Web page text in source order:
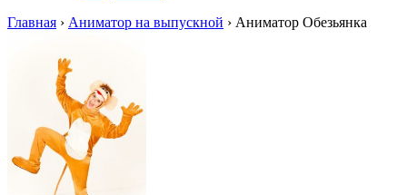
Главная › Аниматор на выпускной › Аниматор Обезьянка